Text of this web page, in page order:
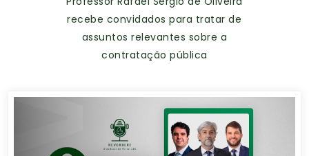
recebe convidados para tratar de
assuntos relevantes sobre a
contratação pública